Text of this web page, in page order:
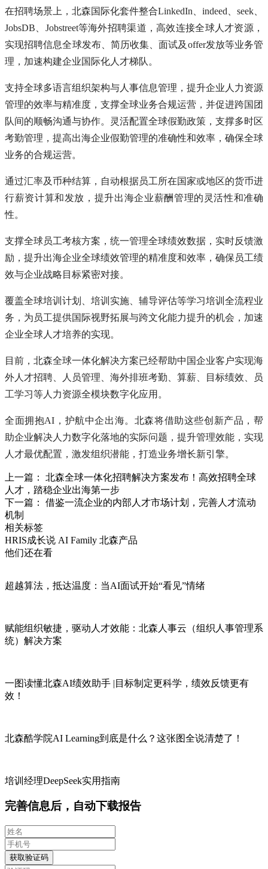
在招聘场景上，北森国际化套件整合LinkedIn、indeed、seek、
JobsDB、Jobstreet等海外招聘渠道，高效连接全球人才资源，
实现招聘信息全球发布、简历收集、面试及offer发放等业务管
理，加速构建企业国际化人才梯队。
支持全球多语言组织架构与人事信息管理，提升企业人力资源
管理的效率与精准度，支撑全球业务合规运营，并促进跨国团
队间的顺畅沟通与协作。灵活配置全球假勤政策，支撑多时区
考勤管理，提高出海企业假勤管理的准确性和效率，确保全球
业务的合规运营。
通过汇率及币种结算，自动根据员工所在国家或地区的货币进
行薪资计算和发放，提升出海企业薪酬管理的灵活性和准确
性。
支撑全球员工考核方案，统一管理全球绩效数据，实时反馈激
励，提升出海企业全球绩效管理的精准度和效率，确保员工绩
效与企业战略目标紧密对接。
覆盖全球培训计划、培训实施、辅导评估等学习培训全流程业
务，为员工提供国际视野拓展与跨文化能力提升的机会，加速
企业全球人才培养的实现。
目前，北森全球一体化解决方案已经帮助中国企业客户实现海
外人才招聘、人员管理、海外排班考勤、算薪、目标绩效、员
工学习等人力资源全模块数字化应用。
全面拥抱AI，护航中企出海。北森将借助这些创新产品，帮
助企业解决人力数字化落地的实际问题，提升管理效能，实现
人才最优配置，激发组织潜能，打造业务增长新引擎。
上一篇： 北森全球一体化招聘解决方案发布！高效招聘全球
人才，踏稳企业出海第一步
下一篇： 借鉴一流企业的内部人才市场计划，完善人才流动
机制
相关标签
HRIS成长说 AI Family 北森产品
他们还在看
超越算法，抵达温度：当AI面试开始“看见”情绪
赋能组织敏捷，驱动人才效能：北森人事云（组织人事管理系
统）解决方案
一图读懂北森AI绩效助手 |目标制定更科学，绩效反馈更有
效！
北森酷学院AI Learning到底是什么？这张图全说清楚了！
培训经理DeepSeek实用指南
完善信息后，自动下载报告
获取验证码